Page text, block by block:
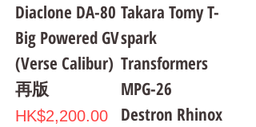
Diaclone DA-80
Big Powered GV
(Verse Calibur)
再版
Price
HK$2,200.00
Takara Tomy T-
spark
Transformers
MPG-26
Destron Rhinox